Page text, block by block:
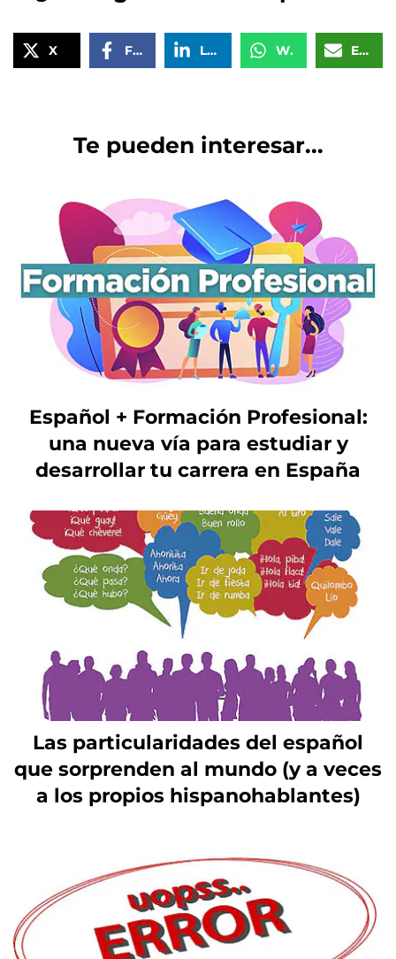
X Facebook LinkedIn WhatsApp Email
Te pueden interesar...
Español + Formación Profesional:
una nueva vía para estudiar y
desarrollar tu carrera en España
Las particularidades del español
que sorprenden al mundo (y a veces
a los propios hispanohablantes)